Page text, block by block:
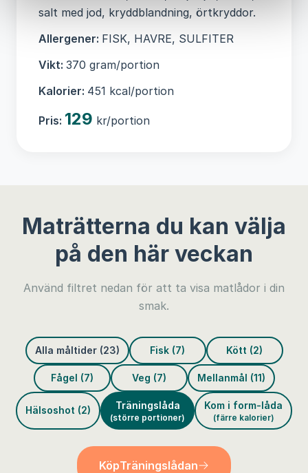
salt med jod, kryddblandning, örtkryddor.
Allergener: FISK, HAVRE, SULFITER
Vikt: 370 gram/portion
Kalorier: 451 kcal/portion
Pris: 129 kr/portion
Maträtterna du kan välja
på den här veckan
Använd filtret nedan för att ta visa matlådor i din
smak.
Alla måltider (23) Fisk (7) Kött (2)
Fågel (7) Veg (7) Mellanmål (11)
Hälsoshot (2) Träningslåda
(större portioner)
Kom i form-låda
(färre kalorier)
KöpTräningslådan